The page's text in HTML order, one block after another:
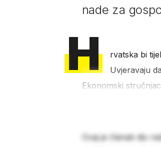
nade za
H rvatska bi
Uvjeravaju
Ekonomski
Ovaj je članak dio